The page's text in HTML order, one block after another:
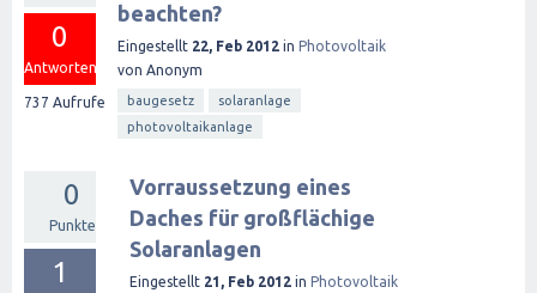
0
Antworten
737 Aufrufe
beachten?
Eingestellt 22, Feb 2012 in Photovoltaik
von Anonym
baugesetz
solaranlage
photovoltaikanlage
0
Punkte
1
Vorraussetzung eines
Daches für großflächige
Solaranlagen
Eingestellt 21, Feb 2012 in Photovoltaik